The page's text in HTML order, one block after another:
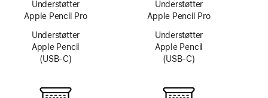
Understøtter
Apple Pencil Pro
Understøtter
Apple Pencil
(USB‑C)
Understøtter
Apple Pencil Pro
Understøtter
Apple Pencil
(USB‑C)